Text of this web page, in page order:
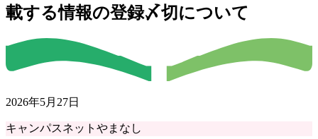
載する情報の登録〆切について
2026年5月27日
キャンパスネットやまなし